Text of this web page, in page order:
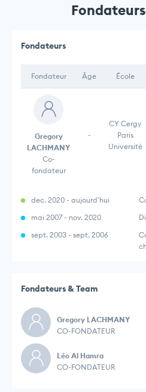
Fondateurs
Fondateur Âge École
Gregory
LACHMANY
Co-
fondateur
-
CY Cergy
Paris
Université
dec. 2020 - aujourd'hui
mai 2007 - nov. 2020
sept. 2003 - sept. 2006
Fondateurs & Team
Gregory LACHMANY
CO-FONDATEUR
Léo Al Hamra
CO-FONDATEUR